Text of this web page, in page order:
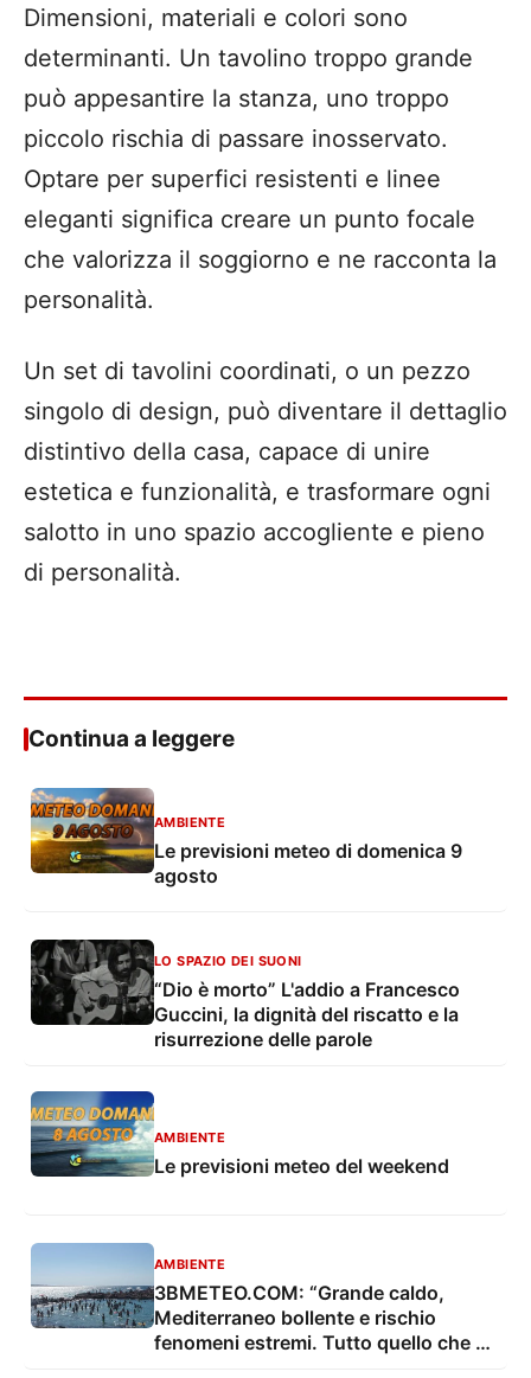
Dimensioni, materiali e colori sono
determinanti. Un tavolino troppo grande
può appesantire la stanza, uno troppo
piccolo rischia di passare inosservato.
Optare per superfici resistenti e linee
eleganti significa creare un punto focale
che valorizza il soggiorno e ne racconta la
personalità.
Un set di tavolini coordinati, o un pezzo
singolo di design, può diventare il dettaglio
distintivo della casa, capace di unire
estetica e funzionalità, e trasformare ogni
salotto in uno spazio accogliente e pieno
di personalità.
Continua a leggere
AMBIENTE
Le previsioni meteo di domenica 9
agosto
LO SPAZIO DEI SUONI
“Dio è morto” L'addio a Francesco
Guccini, la dignità del riscatto e la
risurrezione delle parole
AMBIENTE
Le previsioni meteo del weekend
AMBIENTE
3BMETEO.COM: “Grande caldo,
Mediterraneo bollente e rischio
fenomeni estremi. Tutto quello che c'è